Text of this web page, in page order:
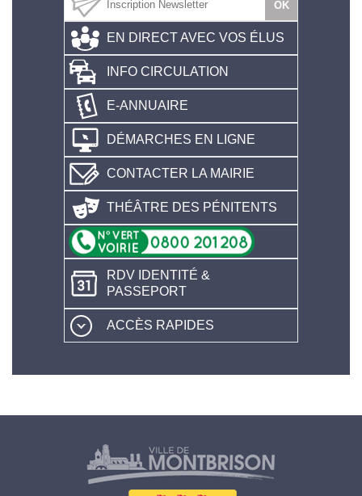
EN DIRECT AVEC VOS ÉLUS
INFO CIRCULATION
E-ANNUAIRE
DÉMARCHES EN LIGNE
CONTACTER LA MAIRIE
THÉÂTRE DES PÉNITENTS
RDV IDENTITÉ &
PASSEPORT
ACCÈS RAPIDES